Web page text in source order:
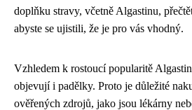
doplňku stravy, včetně Algastinu,
abyste se ujistili, že je pro vás vhodný.
Vzhledem k rostoucí popularitě
objevují i ​​padělky. Proto je důležité
ověřených zdrojů, jako jsou lékárny